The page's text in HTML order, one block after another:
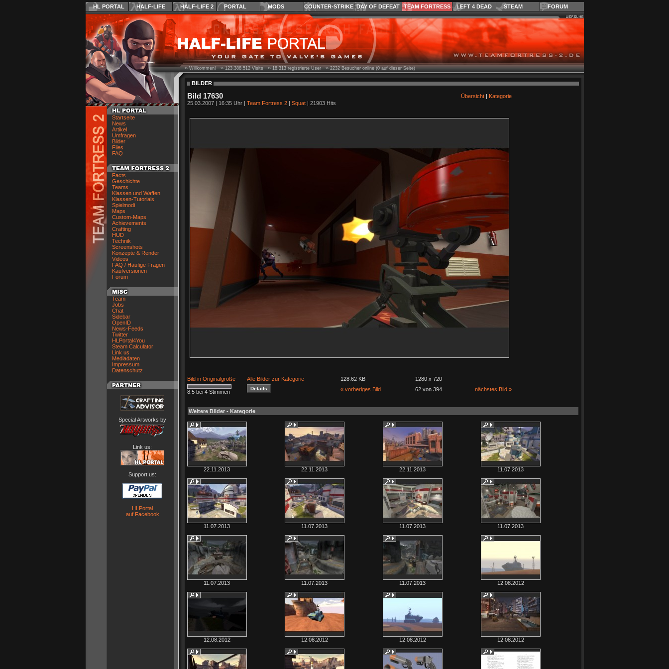
HL PORTAL HALF-LIFE HALF-LIFE 2 PORTAL MODS COUNTER-STRIKE DAY OF DEFEAT TEAM FORTRESS LEFT 4 DEAD STEAM FORUM
Startseite
News
Artikel
Umfragen
Bilder
Files
FAQ
Facts
Geschichte
Teams
Klassen und Waffen
Klassen-Tutorials
Spielmodi
Maps
Custom-Maps
Achievements
Crafting
HUD
Technik
Screenshots
Konzepte & Render
Videos
FAQ / Häufige Fragen
Kaufversionen
Forum
Team
Jobs
Chat
Sidebar
OpenID
News-Feeds
Twitter
HLPortal4You
Steam Calculator
Link us
Mediadaten
Impressum
Datenschutz
Special Artworks by
Link us:
Support us:
HLPortal
auf Facebook
›› Willkommen! ››123.388.512Visits ››18.313registrierte User ››2232Besucher online (0 auf dieser Seite)
BILDER
Bild 17630 Übersicht| Kategorie
25.03.2007 | 16:35 Uhr | Team Fortress 2| Squat| 21903 Hits
Bild in Originalgröße Alle Bilder zur Kategorie 128.62 KB 1280 x 720
8.5 bei 4 Stimmen « vorheriges Bild 62 von 394 nächstes Bild »
Weitere Bilder - Kategorie
22.11.2013 22.11.2013 22.11.2013 11.07.2013
11.07.2013 11.07.2013 11.07.2013 11.07.2013
11.07.2013 11.07.2013 11.07.2013 12.08.2012
12.08.2012 12.08.2012 12.08.2012 12.08.2012